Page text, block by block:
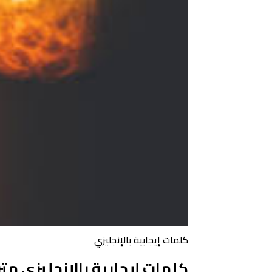
كلمات إيجابية بالإنجليزي